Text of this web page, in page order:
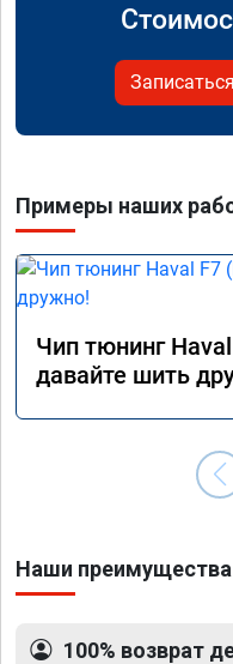
Записаться
Примеры наших
Чип тюнинг
давайте шить
Наши преимущества
100% возврат